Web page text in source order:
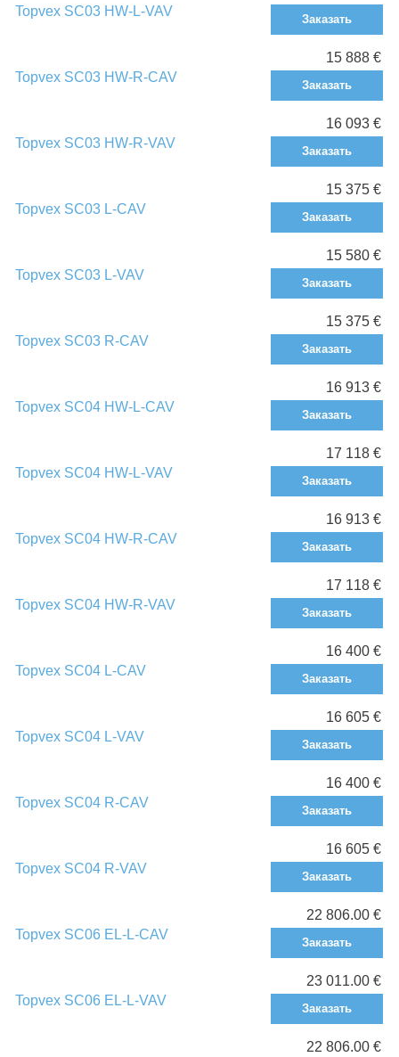
Topvex SC03 HW-L-VAV
Заказать
Topvex SC03 HW-R-CAV
15 888 €
Заказать
Topvex SC03 HW-R-VAV
16 093 €
Заказать
Topvex SC03 L-CAV
15 375 €
Заказать
Topvex SC03 L-VAV
15 580 €
Заказать
Topvex SC03 R-CAV
15 375 €
Заказать
Topvex SC04 HW-L-CAV
16 913 €
Заказать
Topvex SC04 HW-L-VAV
17 118 €
Заказать
Topvex SC04 HW-R-CAV
16 913 €
Заказать
Topvex SC04 HW-R-VAV
17 118 €
Заказать
Topvex SC04 L-CAV
16 400 €
Заказать
Topvex SC04 L-VAV
16 605 €
Заказать
Topvex SC04 R-CAV
16 400 €
Заказать
Topvex SC04 R-VAV
16 605 €
Заказать
Topvex SC06 EL-L-CAV
22 806.00 €
Заказать
Topvex SC06 EL-L-VAV
23 011.00 €
Заказать
22 806.00 €